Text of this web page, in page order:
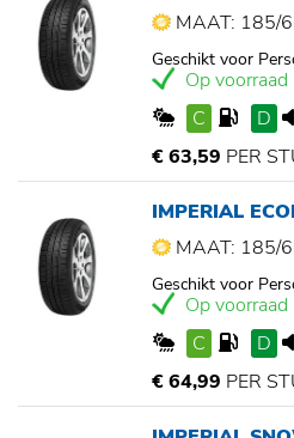
MAAT: 185/
Geschikt voor
Op voorraad
C
D
€ 63,59 PER
IMPERIAL
MAAT: 185/
Geschikt voor
Op voorraad
C
D
€ 64,99 PER